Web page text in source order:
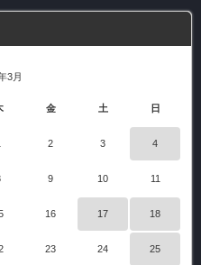
3月
金 土 日
2 3 4
9 10 11
16 17 18
23 24 25